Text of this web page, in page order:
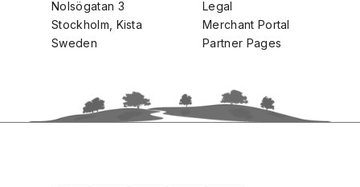
Nolsögatan 3
Stockholm, Kista
Sweden
Legal
Merchant Portal
Partner Pages